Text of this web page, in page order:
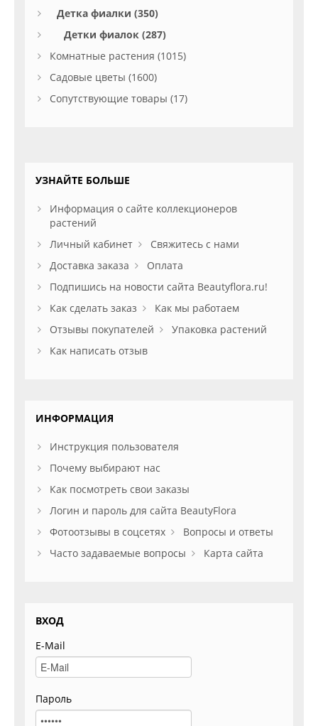
Детка фиалки (350)
Детки фиалок (287)
Комнатные растения (1015)
Садовые цветы (1600)
Сопутствующие товары (17)
УЗНАЙТЕ БОЛЬШЕ
Информация о сайте коллекционеров
растений
Личный кабинет
Свяжитесь с нами
Доставка заказа
Оплата
Подпишись на новости сайта Beautyflora.ru!
Как сделать заказ
Как мы работаем
Отзывы покупателей
Упаковка растений
Как написать отзыв
ИНФОРМАЦИЯ
Инструкция пользователя
Почему выбирают нас
Как посмотреть свои заказы
Логин и пароль для сайта BeautyFlora
Фотоотзывы в соцсетях
Вопросы и ответы
Часто задаваемые вопросы
Карта сайта
ВХОД
E-Mail
Пароль